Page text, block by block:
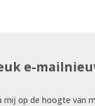
e-
mij op de hoogte van